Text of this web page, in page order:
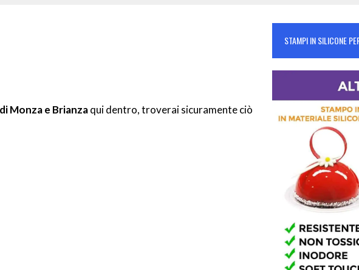
Monza e Brianzaqui dentro, troverai sicuramente ciò
STAMPI IN SILICONE